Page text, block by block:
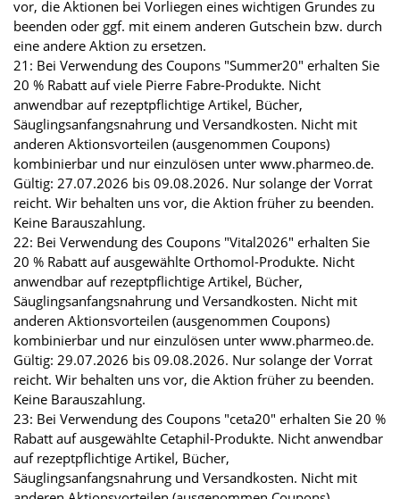
vor, die Aktionen bei Vorliegen eines wichtigen Grundes zu
beenden oder ggf. mit einem anderen Gutschein bzw. durch
eine andere Aktion zu ersetzen.
21: Bei Verwendung des Coupons "Summer20" erhalten Sie
20 % Rabatt auf viele Pierre Fabre-Produkte. Nicht
anwendbar auf rezeptpflichtige Artikel, Bücher,
Säuglingsanfangsnahrung und Versandkosten. Nicht mit
anderen Aktionsvorteilen (ausgenommen Coupons)
kombinierbar und nur einzulösen unter www.pharmeo.de.
Gültig: 27.07.2026 bis 09.08.2026. Nur solange der Vorrat
reicht. Wir behalten uns vor, die Aktion früher zu beenden.
Keine Barauszahlung.
22: Bei Verwendung des Coupons "Vital2026" erhalten Sie
20 % Rabatt auf ausgewählte Orthomol-Produkte. Nicht
anwendbar auf rezeptpflichtige Artikel, Bücher,
Säuglingsanfangsnahrung und Versandkosten. Nicht mit
anderen Aktionsvorteilen (ausgenommen Coupons)
kombinierbar und nur einzulösen unter www.pharmeo.de.
Gültig: 29.07.2026 bis 09.08.2026. Nur solange der Vorrat
reicht. Wir behalten uns vor, die Aktion früher zu beenden.
Keine Barauszahlung.
23: Bei Verwendung des Coupons "ceta20" erhalten Sie 20 %
Rabatt auf ausgewählte Cetaphil-Produkte. Nicht anwendbar
auf rezeptpflichtige Artikel, Bücher,
Säuglingsanfangsnahrung und Versandkosten. Nicht mit